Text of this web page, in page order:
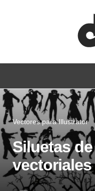
Vectores para Illustrator
Siluetas
vectoriales